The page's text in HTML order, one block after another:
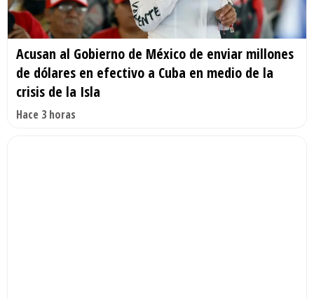
Acusan al Gobierno de México de enviar millones
de dólares en efectivo a Cuba en medio de la
crisis de la Isla
Hace 3 horas